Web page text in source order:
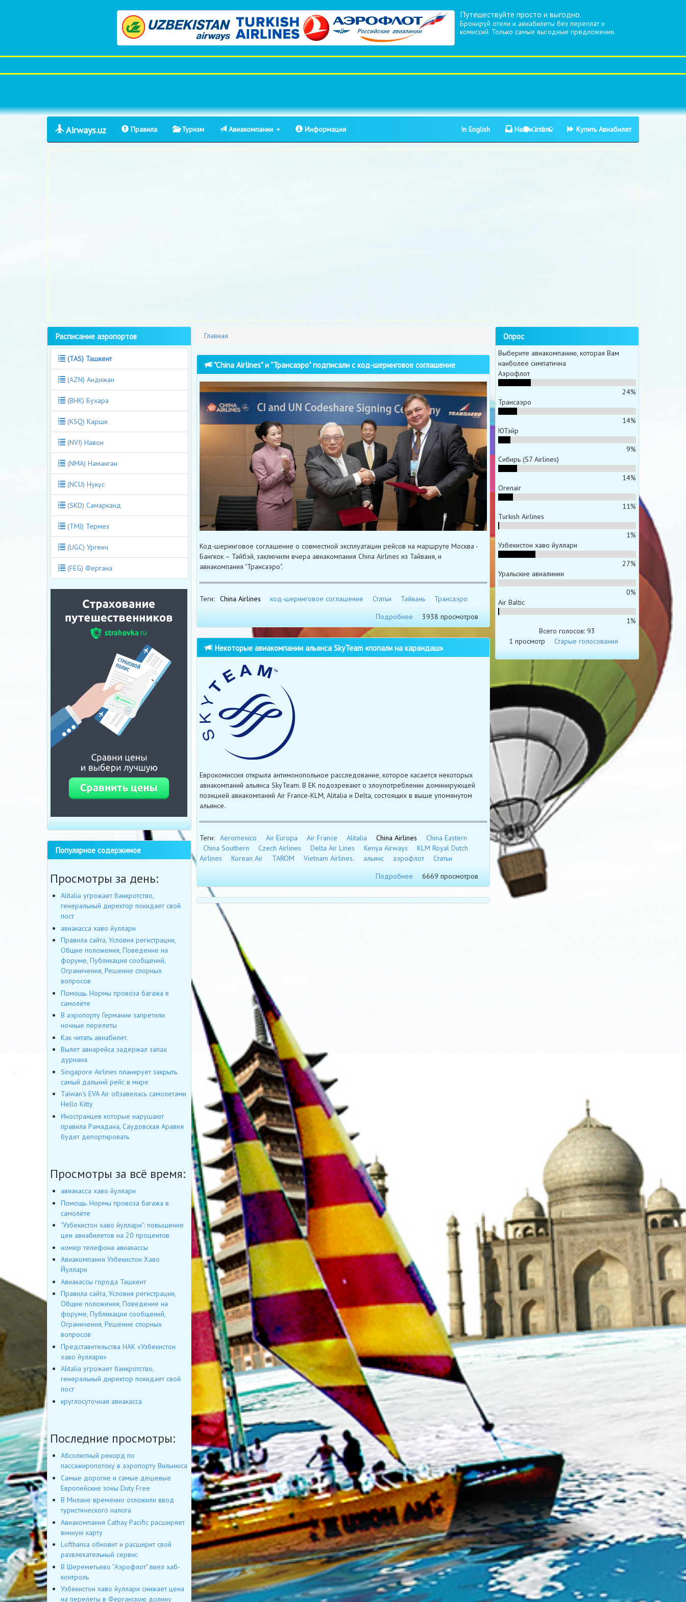
Путешествуйте просто и выгодно.
Бронируй отели и авиабилеты без переплат и
комиссий. Только самые выгодные предложения.
Airways.uz Правила Туризм Авиакомпании Информация In English Найти отель Купить Авиабилет
Главная
"China Airlines" и "Трансаэро" подписали с код-шеринговое соглашение
Код-шеринговое соглашение о совместной эксплуатации рейсов на маршруте Москва -
Бангкок – Тайбэй, заключили вчера авиакомпания China Airlines из Тайваня, и
авиакомпания "Трансаэро".
Теги: China Airlines код-шеринговое соглашение Статьи Тайвань
Трансаэро
Подробнее
3938 просмотров
Некоторые авиакомпании альянса SkyTeam «попали на карандаш»
Еврокомиссия открыла антимонопольное расследование, которое касается некоторых
авиакомпаний альянса SkyTeam. В ЕК подозревают о злоупотреблении доминирующей
позицией авиакомпаний Air France-KLM, Alitalia и Delta, состоящих в выше упомянутом
альянсе.
Теги: Aeromexico Air Europa Air France Alitalia China Airlines
China Eastern
China Southern
Czech Airlines Delta Air Lines Kenya Airways
KLM Royal Dutch
Airlines
Korean Air TAROM Vietnam Airlines. альянс аэрофлот
Статьи
Подробнее
6669 просмотров
Расписание аэропортов
(TAS) Ташкент
(AZN) Андижан
(BHK) Бухара
(KSQ) Карши
(NVI) Навои
(NMA) Наманган
(NCU) Нукус
(SKD) Самарканд
(TMJ) Термез
(UGC) Ургенч
(FEG) Фергана
Популярное содержимое
Просмотры за день:
Alitalia угрожает банкротство,
генеральный директор покидает свой
пост
авиакасса хаво йуллари
Правила сайта, Условия регистрации,
Общие положения, Поведение на
форуме, Публикация сообщений,
Ограничения, Решение спорных
вопросов
Помощь. Нормы провоза багажа в
самолёте
В аэропорту Германии запретили
ночные перелеты
Как читать авиабилет.
Вылет авиарейса задержал запах
дуриана
Singapore Airlines планирует закрыть
самый дальний рейс в мире
Taiwan's EVA Air обзавелась самолетами
Hello Kitty
Иностранцев которые нарушают
правила Рамадана, Саудовская Аравия
будет депортировать
Просмотры за всё время:
авиакасса хаво йуллари
Помощь. Нормы провоза багажа в
самолёте
"Узбекистон хаво йуллари": повышение
цен авиабилетов на 20 процентов
номер телефона авиакассы
Авиакомпания Узбекистон Хаво
Йуллари
Авиакассы города Ташкент
Правила сайта, Условия регистрации,
Общие положения, Поведение на
форуме, Публикация сообщений,
Ограничения, Решение спорных
вопросов
Представительства НАК «Узбекистон
хаво йуллари»
Alitalia угрожает банкротство,
генеральный директор покидает свой
пост
круглосуточная авиакасса
Последние просмотры:
Абсолютный рекорд по
пассажиропотоку в аэропорту Вильнюса
Cамые дорогие и самые дешевые
Европейские зоны Duty Free
В Милане временно отложили ввод
туристического налога
Авиакомпания Cathay Pacific расширяет
винную карту
Lufthansa обновит и расширит свой
развлекательный сервис
В Шереметьево "Аэрофлот" ввел хаб-
контроль
Узбекистон хаво йуллари снижает цена
на перелеты в Ферганскую долину
Опрос
Выберите авиакомпанию, которая Вам
наиболее симпатична
Аэрофлот
24%
Трансаэро
14%
ЮТэйр
9%
Сибирь (S7 Airlines)
14%
Orenair
11%
Turkish Airlines
1%
Узбекистон хаво йуллари
27%
Уральские авиалинии
0%
Air Baltic
1%
Всего голосов: 93
1 просмотр
Старые голосования